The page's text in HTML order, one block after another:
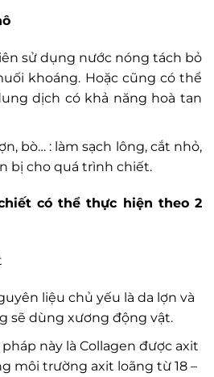
sử dụng nước nóng tách bỏ
khoáng. Hoặc cũng có thể
dịch có khả năng hoà tan
bò… : làm sạch lông, cắt nhỏ,
bị cho quá trình chiết.
có thể thực hiện theo 2
liệu chủ yếu là da lợn và
sẽ dùng xương động vật.
này là Collagen được axit
môi trường axit loãng từ 18 –